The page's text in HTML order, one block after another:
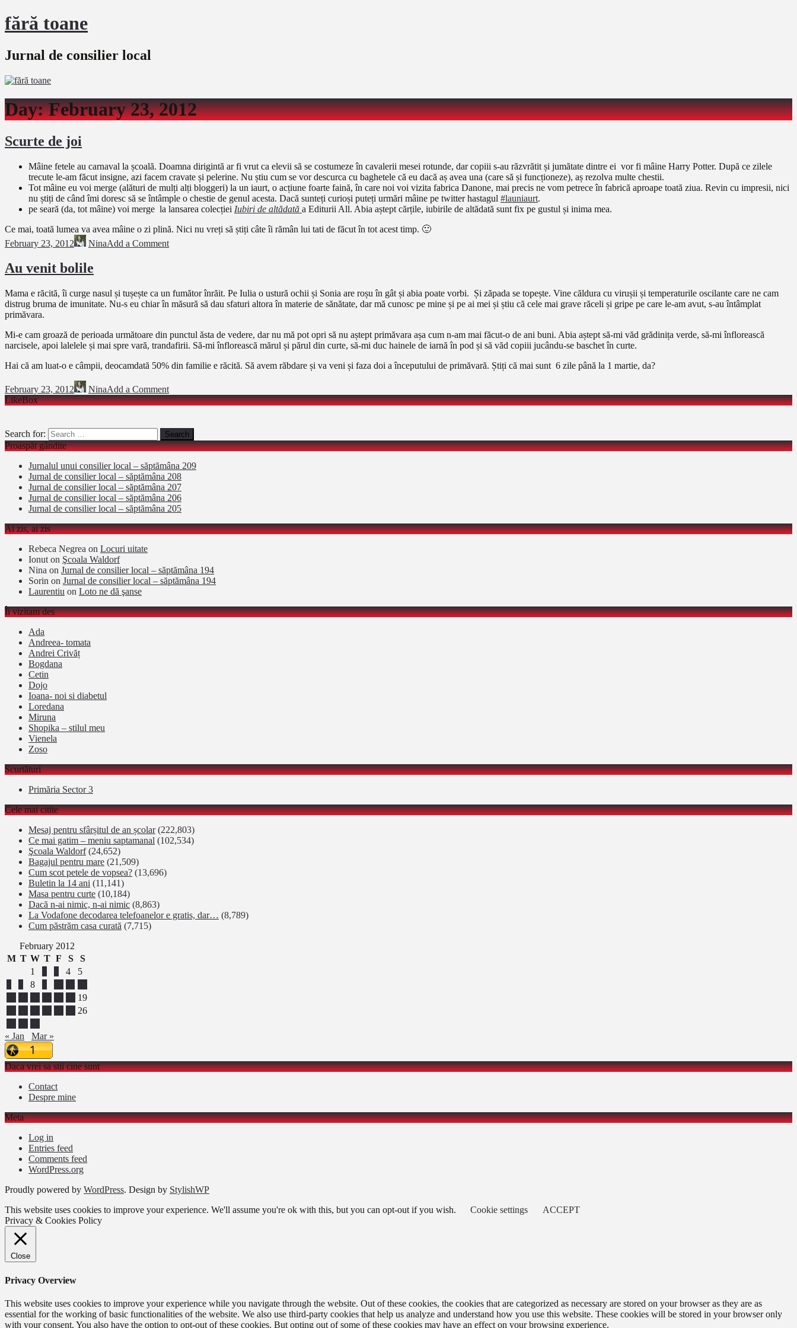
fără toane
Jurnal de consilier local
Day:February 23, 2012
Scurte de joi
Mâine fetele au carnaval la școală. Doamna dirigintă ar fi vrut ca elevii să se costumeze în cavalerii mesei rotunde, dar copiii s-au răzvrătit și jumătate dintre ei vor fi mâine Harry Potter. După ce zilele
trecute le-am făcut insigne, azi facem cravate și pelerine. Nu știu cum se vor descurca cu baghetele că eu dacă aș avea una (care să și funcționeze), aș rezolva multe chestii.
Tot mâine eu voi merge (alături de mulți alți bloggeri) la un iaurt, o acțiune foarte faină, în care noi voi vizita fabrica Danone, mai precis ne vom petrece în fabrică aproape toată ziua. Revin cu impresii, nici
nu știți de când îmi doresc să se întâmple o chestie de genul acesta. Dacă sunteți curioși puteți urmări mâine pe twitter hastagul #launiaurt.
pe seară (da, tot mâine) voi merge la lansarea colecției Iubiri de altădată a Editurii All. Abia aștept cărțile, iubirile de altădată sunt fix pe gustul și inima mea.
Ce mai, toată lumea va avea mâine o zi plină. Nici nu vreți să știți câte îi rămân lui tati de făcut în tot acest timp. 🙂
February 23, 2012
NinaAdd a Comment
Au venit bolile
Mama e răcită, îi curge nasul și tușește ca un fumător înrăit. Pe Iulia o ustură ochii și Sonia are roșu în gât și abia poate vorbi. Și zăpada se topește. Vine căldura cu virușii și temperaturile oscilante care ne cam
distrug bruma de imunitate. Nu-s eu chiar în măsură să dau sfaturi altora în materie de sănătate, dar mă cunosc pe mine și pe ai mei și știu că cele mai grave răceli și gripe pe care le-am avut, s-au întâmplat
primăvara.
Mi-e cam groază de perioada următoare din punctul ăsta de vedere, dar nu mă pot opri să nu aștept primăvara așa cum n-am mai făcut-o de ani buni. Abia aștept să-mi văd grădinița verde, să-mi înflorească
narcisele, apoi lalelele și mai spre vară, trandafirii. Să-mi înflorească mărul și părul din curte, să-mi duc hainele de iarnă în pod și să văd copiii jucându-se baschet în curte.
Hai că am luat-o e câmpii, deocamdată 50% din familie e răcită. Să avem răbdare și va veni și faza doi a începutului de primăvară. Știți că mai sunt 6 zile până la 1 martie, da?
February 23, 2012 NinaAdd a Comment
LikeBox
Search for:
Proaspăt gândite
Jurnalul unui consilier local – săptămâna 209
Jurnal de consilier local – săptămâna 208
Jurnal de consilier local – săptămâna 207
Jurnal de consilier local – săptămâna 206
Jurnal de consilier local – săptămâna 205
Ai zis, ai zis
Rebeca Negrea on Locuri uitate
Ionut on Şcoala Waldorf
Nina on Jurnal de consilier local – săptămâna 194
Sorin on Jurnal de consilier local – săptămâna 194
Laurentiu on Loto ne dă şanse
Îi vizitam des
Ada
Andreea- tomata
Andrei Crivăț
Bogdana
Cetin
Dojo
Ioana- noi si diabetul
Loredana
Miruna
Shopika – stilul meu
Vienela
Zoso
Scurtături
Primăria Sector 3
Cele mai citite
Mesaj pentru sfârșitul de an școlar (222,803)
Ce mai gatim – meniu saptamanal (102,534)
Şcoala Waldorf (24,652)
Bagajul pentru mare (21,509)
Cum scot petele de vopsea? (13,696)
Buletin la 14 ani (11,141)
Masa pentru curte (10,184)
Dacă n-ai nimic, n-ai nimic (8,863)
La Vodafone decodarea telefoanelor e gratis, dar… (8,789)
Cum păstrăm casa curată (7,715)
February 2012
M T W T F S
S
1
4
5
8
19
26
« Jan
Mar »
Daca vrei sa stii cine sunt
Contact
Despre mine
Meta
Log in
Entries feed
Comments feed
WordPress.org
Proudly powered by WordPress. Design by StylishWP
This website uses cookies to improve your experience. We'll assume you're ok with this, but you can opt-out if you wish.
Cookie settings
ACCEPT
Privacy & Cookies Policy
Close
Privacy Overview
This website uses cookies to improve your experience while you navigate through the website. Out of these cookies, the cookies that are categorized as necessary are stored on your browser as they are as
essential for the working of basic functionalities of the website. We also use third-party cookies that help us analyze and understand how you use this website. These cookies will be stored in your browser only
with your consent. You also have the option to opt-out of these cookies. But opting out of some of these cookies may have an effect on your browsing experience.